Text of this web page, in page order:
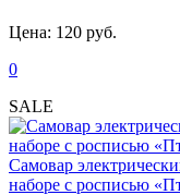
Цена: 120 руб.
0
SALE
Самовар
наборе с росписью